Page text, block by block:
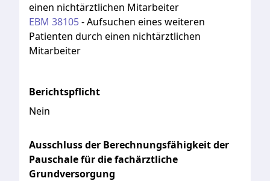
einen nichtärztlichen Mitarbeiter
EBM 38105-Aufsuchen eines weiteren
Patienten durch einen nichtärztlichen
Mitarbeiter
Berichtspflicht
Nein
Ausschluss der Berechnungsfähigkeit der
Pauschale für die fachärztliche
Grundversorgung